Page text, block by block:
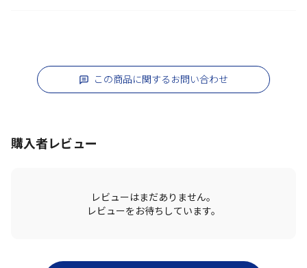
この商品に関するお問い合わせ
購入者レビュー
レビューはまだありません。
レビューをお待ちしています。